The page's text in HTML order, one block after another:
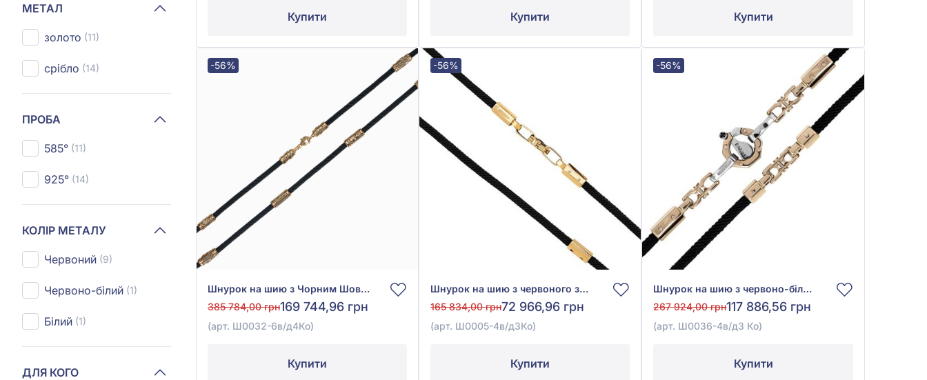
МЕТАЛ
золото (11)
срібло (14)
ПРОБА
585° (11)
925° (14)
КОЛІР МЕТАЛУ
Червоний (9)
Червоно-білий (1)
Білий (1)
ДЛЯ КОГО
Купити Купити Купити
-56%
Шнурок на шию з Чорним Шовком із червоного золота 585°, арт. Ш0032-6в/д4Ко
385 784,00 грн169 744,96 грн
(арт. Ш0032-6в/д4Ко)
Купити
-56%
Шнурок на шию з червоного золота 585° з куб. окс. цирконію, чорним текстилем, арт. Ш0005-4в/д3Ко
165 834,00 грн72 966,96 грн
(арт. Ш0005-4в/д3Ко)
Купити
-56%
Шнурок на шию з червоно-білого золота 585° з чорним шовком, арт. Ш0036-4в/д3 Ко
267 924,00 грн117 886,56 грн
(арт. Ш0036-4в/д3 Ко)
Купити